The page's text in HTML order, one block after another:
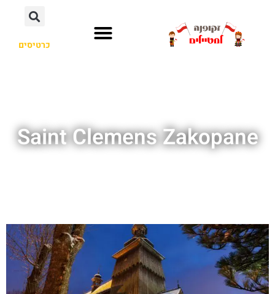
כרטיסים
Saint Clemens Zakopane